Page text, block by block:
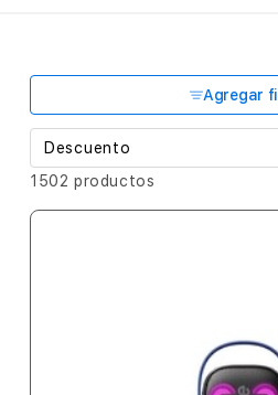
Agregar
1502 productos